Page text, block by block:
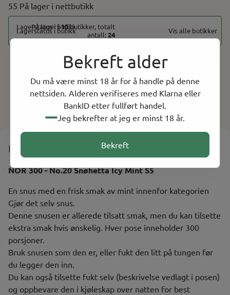
Bekreft alder
Du må være minst 18 år for å handle på denne
nettsiden. Alderen verifiseres med Klarna eller
BankID etter fullført handel.
Jeg bekrefter at jeg er minst 18 år.
Bekreft
55 På lager
På lager i10butikker, totalt
antall:24 Vis alle butikker
Rask levering
Norsk Nettbutikk
Kvalitetsprodukter
Informasjon
NOR 300 - No.20 Snøhetta Icy Mint S5
En snus med en frisk smak av mint innenfor kategorien
Gjør det selv snus.
Denne snusen er allerede tilsatt smak, men du kan tilsette
ekstra smak hvis ønskelig. Hver pose inneholder 300
porsjoner.
Bruk snusen som den er, eller fukt den litt på tungen før
du legger den inn.
Du kan også tilsette fukt selv (beskrivelse vedlagt i posen)
og oppbevare den i kjøleskap over natten for best
På lager På lager